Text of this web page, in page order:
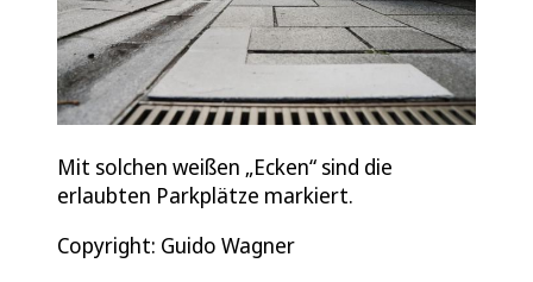
Mit solchen weißen „Ecken“ sind die
erlaubten Parkplätze markiert.
Copyright: Guido Wagner